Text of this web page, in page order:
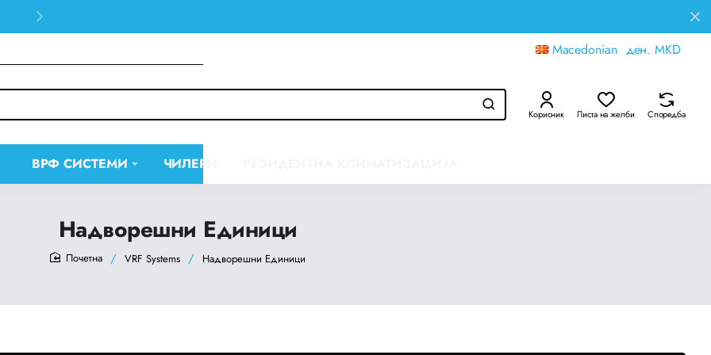
Macedonian ден. MKD
Корисник Листа на желби Споредба
ВРФ СИСТЕМИ ЧИЛЕРИ
Надворешни Единици
VRF Systems Надворешни Единици